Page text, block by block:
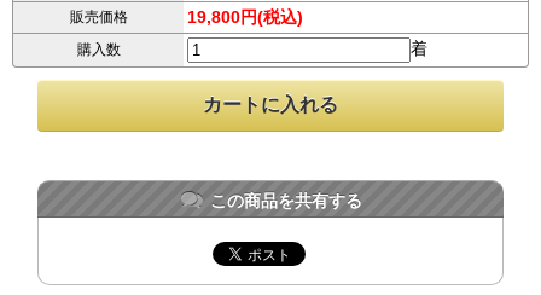
販売価格 19,800円(税込)
購入数 着
この商品を共有する